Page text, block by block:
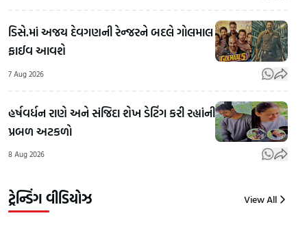
ડિસે.માં અજય દેવગણની રેન્જરને બદલે ગોલમાલ
ફાઈવ આવશે
7 Aug 2026
હર્ષવર્ધન રાણે અને સંજિદા શેખ ડેટિંગ કરી રહ્યાંની
પ્રબળ અટકળો
8 Aug 2026
ટ્રેન્ડિંગ વીડિયોઝ View All
મંત્રી
પદ
છોડવું
પડ્યું,
પ્રધાને
પહેલી
વખત
ખૂલીને
કરી
9
Surat ની
કળાથી બની